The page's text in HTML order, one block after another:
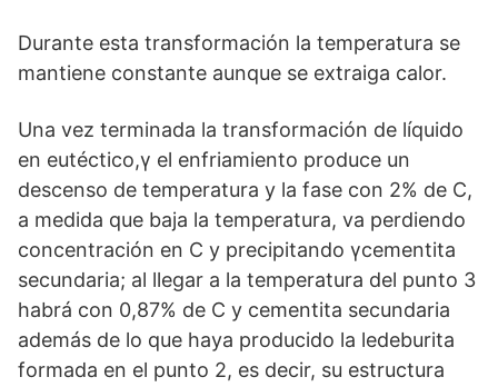
Durante esta transformación la temperatura se
mantiene constante aunque se extraiga calor.
Una vez terminada la transformación de líquido
en eutéctico,γ el enfriamiento produce un
descenso de temperatura y la fase con 2% de C,
a medida que baja la temperatura, va perdiendo
concentración en C y precipitando γcementita
secundaria; al llegar a la temperatura del punto 3
habrá con 0,87% de C y cementita secundaria
además de lo que haya producido la ledeburita
formada en el punto 2, es decir, su estructura